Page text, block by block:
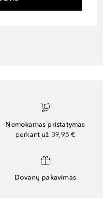
Nemokamas pristatymas
perkant už 39,95 €
Dovanų pakavimas